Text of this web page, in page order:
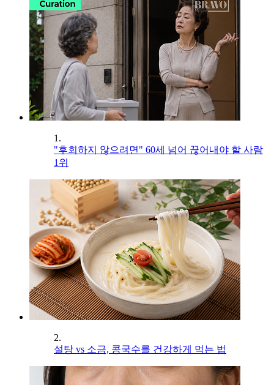
1.
"후회하지 않으려면" 60세 넘어 끊어내야 할 사람
1위
2.
설탕 vs 소금, 콩국수를 건강하게 먹는 법